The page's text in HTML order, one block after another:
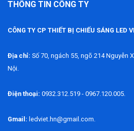
THÔNG TIN CÔNG TY
CÔNG TY CP THIẾT BỊ CHIẾU SÁNG LED
Địa chỉ: Số 70, ngách 55, ngõ 214 Nguyễn
Nội.
Điện thoại: 0932.312.519 - 0967.120.005.
Gmail: ledviet.hn@gmail.com.